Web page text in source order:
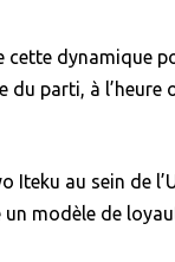
cette dynamique
du parti, à
au sein de
un modèle de